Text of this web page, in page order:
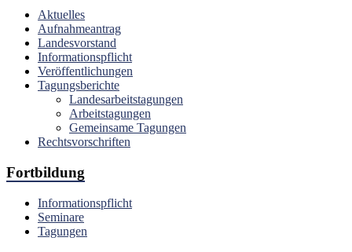
Aktuelles
Aufnahmeantrag
Landesvorstand
Informationspflicht
Veröffentlichungen
Tagungsberichte
Landesarbeitstagungen
Arbeitstagungen
Gemeinsame Tagungen
Rechtsvorschriften
Fortbildung
Informationspflicht
Seminare
Tagungen